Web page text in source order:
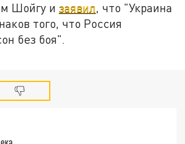
Шойгу изаявил, что "Украина
того, что Россия
без боя".